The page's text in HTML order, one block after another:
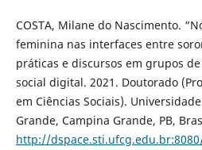
COSTA, Milane do Nascimento.
feminina nas interfaces entre
práticas e discursos em grupos
social digital. 2021. Doutorado
em Ciências Sociais).
Grande, Campina Grande, PB,
http://